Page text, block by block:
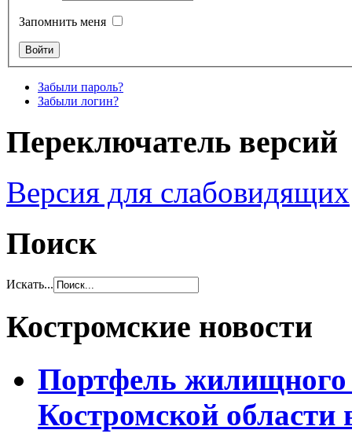
Запомнить меня
Забыли пароль?
Забыли логин?
Переключатель версий
Версия для слабовидящих
Поиск
Искать...
Костромские новости
Портфель жилищного
Костромской